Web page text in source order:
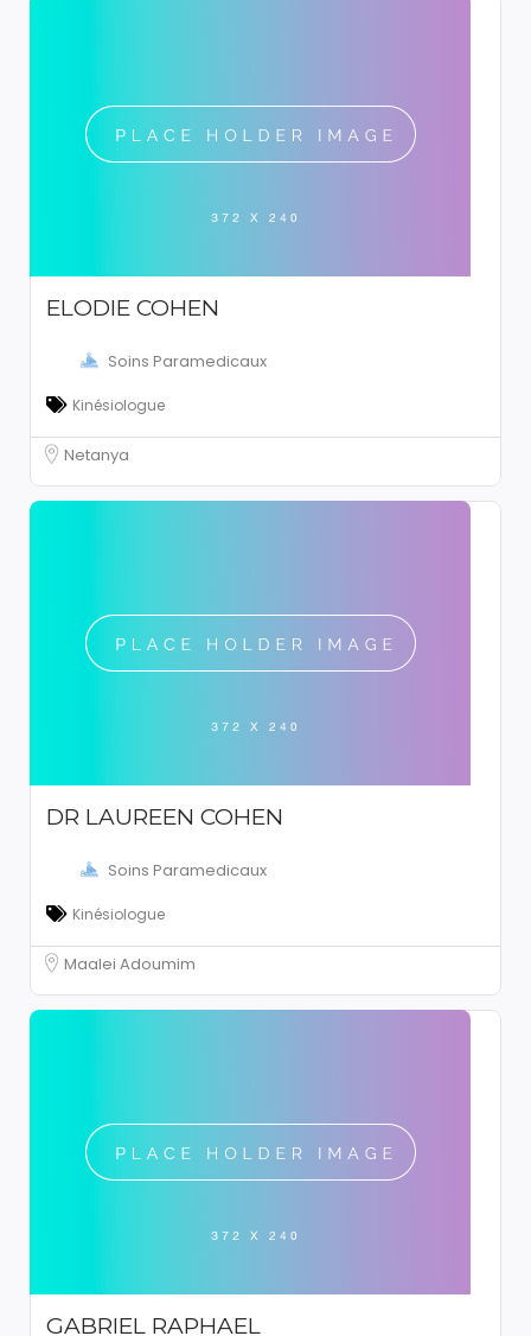
ELODIE COHEN
Soins Paramedicaux
Kinésiologue
Netanya
DR LAUREEN COHEN
Soins Paramedicaux
Kinésiologue
Maalei Adoumim
GABRIEL RAPHAEL